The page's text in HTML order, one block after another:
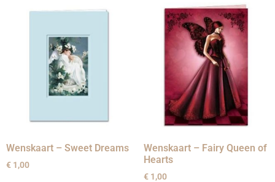
Wenskaart – Sweet Dreams
€ 1,00
Wenskaart – Fairy Queen of
Hearts
€ 1,00